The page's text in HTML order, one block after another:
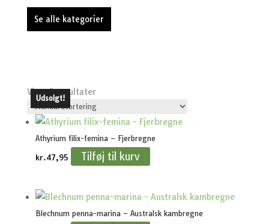
Se alle kategorier
Viser 8 resultater
Athyrium filix-femina – Fjerbregne
kr.47,95 Tilføj til kurv
Blechnum penna-marina – Australsk kambregne
Udsolgt!
Udsolgt!